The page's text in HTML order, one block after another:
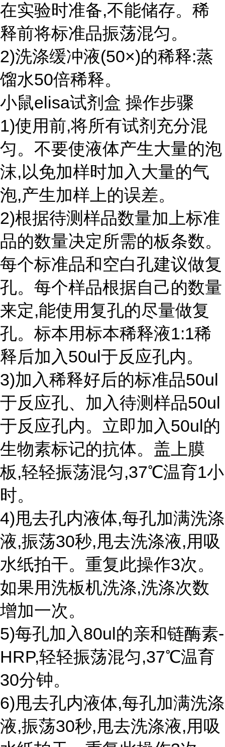
在实验时准备,不能储存。稀
释前将标准品振荡混匀。
2)洗涤缓冲液(50×)的稀释:蒸
馏水50倍稀释。
小鼠elisa试剂盒 操作步骤
1)使用前,将所有试剂充分混
匀。不要使液体产生大量的泡
沫,以免加样时加入大量的气
泡,产生加样上的误差。
2)根据待测样品数量加上标准
品的数量决定所需的板条数。
每个标准品和空白孔建议做复
孔。每个样品根据自己的数量
来定,能使用复孔的尽量做复
孔。标本用标本稀释液1:1稀
释后加入50ul于反应孔内。
3)加入稀释好后的标准品50ul
于反应孔、加入待测样品50ul
于反应孔内。立即加入50ul的
生物素标记的抗体。盖上膜
板,轻轻振荡混匀,37℃温育1小
时。
4)甩去孔内液体,每孔加满洗涤
液,振荡30秒,甩去洗涤液,用吸
水纸拍干。重复此操作3次。
如果用洗板机洗涤,洗涤次数
增加一次。
5)每孔加入80ul的亲和链酶素-
HRP,轻轻振荡混匀,37℃温育
30分钟。
6)甩去孔内液体,每孔加满洗涤
液,振荡30秒,甩去洗涤液,用吸